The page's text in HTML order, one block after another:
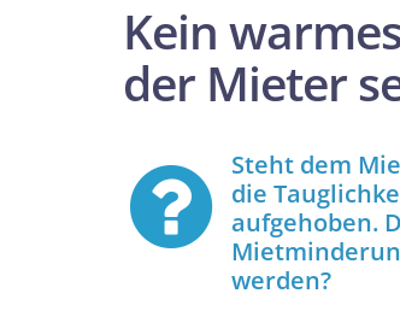
Kein
der Mieter
Steht dem
die
aufgehoben.
werden?